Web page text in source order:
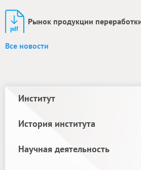
Рынок продукции
Все новости
Институт
История института
Научная деятельность